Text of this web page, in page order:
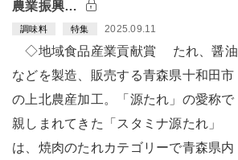
農業振興…
調味料 特集 2025.09.11
◇地域食品産業貢献賞 たれ、醤油
などを製造、販売する青森県十和田市
の上北農産加工。「源たれ」の愛称で
親しまれてきた「スタミナ源たれ」
は、焼肉のたれカテゴリーで青森県内